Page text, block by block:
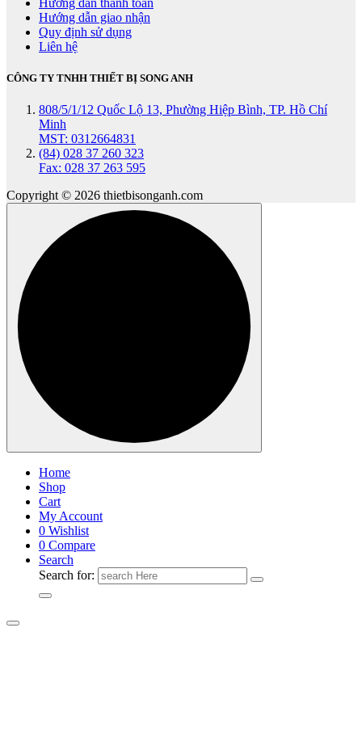
Hướng dẫn thanh toán
Hướng dẫn giao nhận
Quy định sử dụng
Liên hệ
CÔNG TY TNHH THIẾT BỊ SONG ANH
808/5/1/12 Quốc Lộ 13, Phường Hiệp Bình, TP. Hồ Chí
Minh
MST: 0312664831
(84) 028 37 260 323
Fax: 028 37 263 595
Copyright © 2026 thietbisonganh.com
Home
Shop
Cart
My Account
0 Wishlist
0 Compare
Search
Search for: